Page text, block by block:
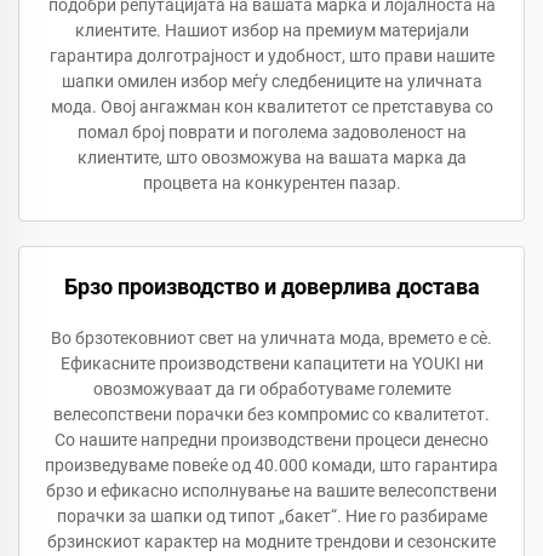
подобри репутацијата на вашата марка и лојалноста на
клиентите. Нашиот избор на премиум материјали
гарантира долготрајност и удобност, што прави нашите
шапки омилен избор меѓу следбениците на уличната
мода. Овој ангажман кон квалитетот се претставува со
помал број поврати и поголема задоволеност на
клиентите, што овозможува на вашата марка да
процвета на конкурентен пазар.
Брзо производство и доверлива достава
Во брзотековниот свет на уличната мода, времето е сѐ.
Ефикасните производствени капацитети на YOUKI ни
овозможуваат да ги обработуваме големите
велесопствени порачки без компромис со квалитетот.
Со нашите напредни производствени процеси денесно
произведуваме повеќе од 40.000 комади, што гарантира
брзо и ефикасно исполнување на вашите велесопствени
порачки за шапки од типот „бакет“. Ние го разбираме
брзинскиот карактер на модните трендови и сезонските